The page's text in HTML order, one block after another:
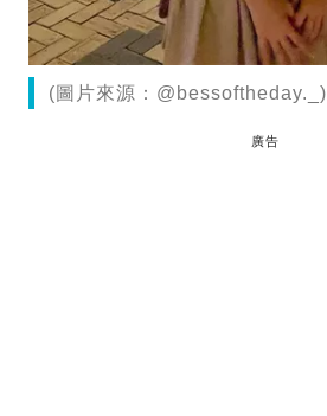
(圖片來源：@bessoftheday._)
廣告